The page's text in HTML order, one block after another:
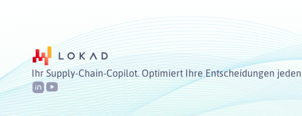
Ihr Supply-Chain-Copilot. Optimiert Ihre Entscheidungen